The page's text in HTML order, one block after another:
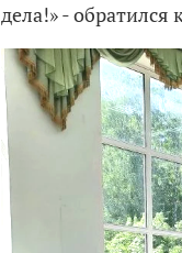
дела!» -